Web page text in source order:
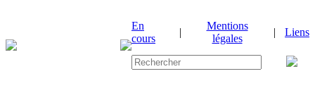
En
cours
|
Mentions
légales
| Liens